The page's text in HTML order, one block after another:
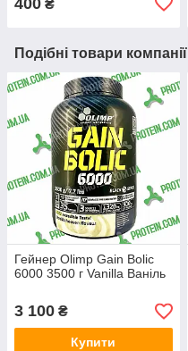
₴
Подібні товари компанії
Гейнер Olimp Gain Bolic
6000 3500 г Vanilla Ваніль
3 100 ₴
Купити